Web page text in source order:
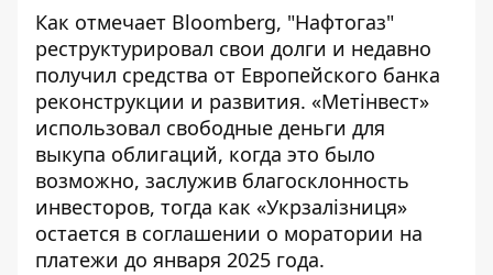
Как отмечает Bloomberg, "Нафтогаз"
реструктурировал свои долги и недавно
получил средства от Европейского банка
реконструкции и развития. «Метінвест»
использовал свободные деньги для
выкупа облигаций, когда это было
возможно, заслужив благосклонность
инвесторов, тогда как «Укрзалізниця»
остается в соглашении о моратории на
платежи до января 2025 года.